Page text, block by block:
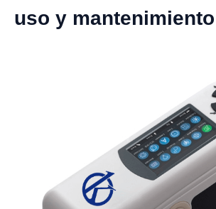
uso y mantenimiento